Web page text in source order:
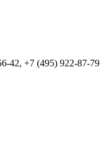
42, +7 (495) 922-87-79